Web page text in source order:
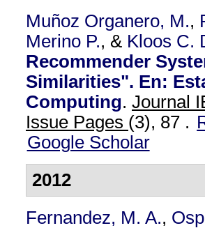
Muñoz Organero, M.,
Merino P., & Kloos C.
Recommender
Similarities". En:
Computing. Journal
Issue Pages (3), 87 .
Google Scholar
2012
Fernandez, M. A.,